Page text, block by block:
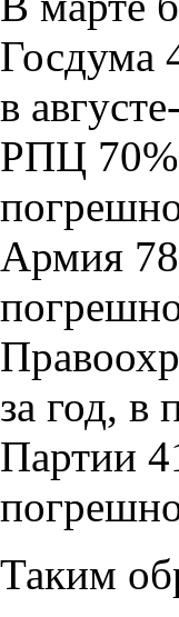
Госдума
в
РПЦ 70%
Армия
за год, в
Партии
Таким